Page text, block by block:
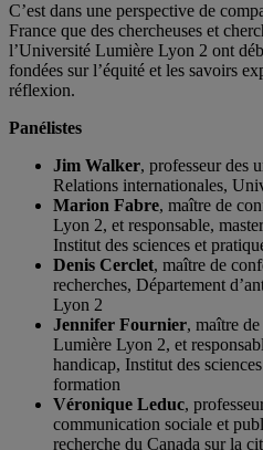
C’est dans une perspective de
France que des chercheuses et
l’Université Lumière Lyon 2 ont
fondées sur l’équité et les savoirs
réflexion.
Panélistes
Jim Walker, professeur des
Relations internationales,
Marion Fabre, maître de
Lyon 2, et responsable,
Institut des sciences et
Denis Cerclet, maître de
recherches, Département
Lyon 2
Jennifer Fournier, maître
Lumière Lyon 2, et
handicap, Institut des
formation
Véronique Leduc,
communication sociale et
recherche du Canada sur la